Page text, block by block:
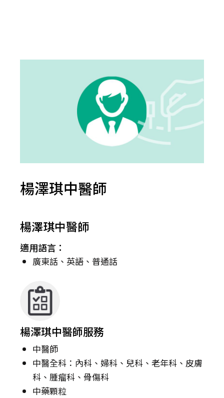
楊澤琪中醫師
楊澤琪中醫師
適用語言：
廣東話、英語、普通話
楊澤琪中醫師服務
中醫師
中醫全科：內科、婦科、兒科、老年科、皮膚
科、腫瘤科、骨傷科
中藥顆粒